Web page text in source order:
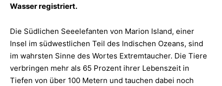
Wasser registriert.
Die Südlichen Seeelefanten von Marion Island, einer
Insel im südwestlichen Teil des Indischen Ozeans, sind
im wahrsten Sinne des Wortes Extremtaucher. Die Tiere
verbringen mehr als 65 Prozent ihrer Lebenszeit in
Tiefen von über 100 Metern und tauchen dabei noch